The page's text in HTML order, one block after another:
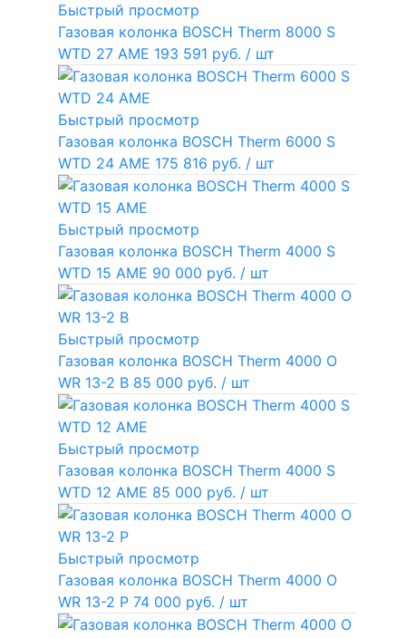
Быстрый просмотр
Газовая колонка BOSCH Therm 8000 S
WTD 27 AME 193 591 руб. / шт
Быстрый просмотр
Газовая колонка BOSCH Therm 6000 S
WTD 24 AME 175 816 руб. / шт
Быстрый просмотр
Газовая колонка BOSCH Therm 4000 S
WTD 15 AME 90 000 руб. / шт
Быстрый просмотр
Газовая колонка BOSCH Therm 4000 O
WR 13-2 В 85 000 руб. / шт
Быстрый просмотр
Газовая колонка BOSCH Therm 4000 S
WTD 12 AME 85 000 руб. / шт
Быстрый просмотр
Газовая колонка BOSCH Therm 4000 O
WR 13-2 P 74 000 руб. / шт